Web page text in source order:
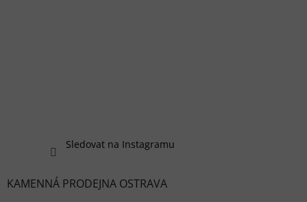
Sledovat na Instagramu
KAMENNÁ PRODEJNA OSTRAVA